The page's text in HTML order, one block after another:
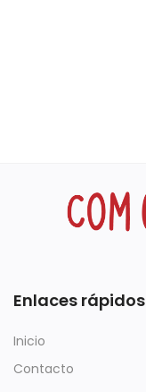
Enlaces rápidos
Inicio
Contacto